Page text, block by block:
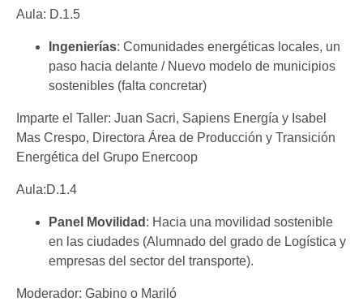
Aula: D.1.5
Ingenierías: Comunidades energéticas locales, un
paso hacia delante / Nuevo modelo de municipios
sostenibles (falta concretar)
Imparte el Taller: Juan Sacri, Sapiens Energía y Isabel
Mas Crespo, Directora Área de Producción y Transición
Energética del Grupo Enercoop
Aula:D.1.4
Panel Movilidad : Hacia una movilidad sostenible
en las ciudades (Alumnado del grado de Logística y
empresas del sector del transporte).
Moderador: Gabino o Mariló